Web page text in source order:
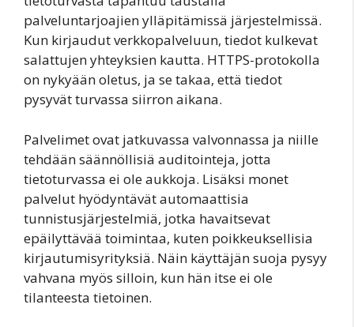
palveluntarjoajien ylläpitämissä järjestelmissä.
Kun kirjaudut verkkopalveluun, tiedot kulkevat
salattujen yhteyksien kautta. HTTPS-protokolla
on nykyään oletus, ja se takaa, että tiedot
pysyvät turvassa siirron aikana.
Palvelimet ovat jatkuvassa valvonnassa ja niille
tehdään säännöllisiä auditointeja, jotta
tietoturvassa ei ole aukkoja. Lisäksi monet
palvelut hyödyntävät automaattisia
tunnistusjärjestelmiä, jotka havaitsevat
epäilyttävää toimintaa, kuten poikkeuksellisia
kirjautumisyrityksiä. Näin käyttäjän suoja pysyy
vahvana myös silloin, kun hän itse ei ole
tilanteesta tietoinen.